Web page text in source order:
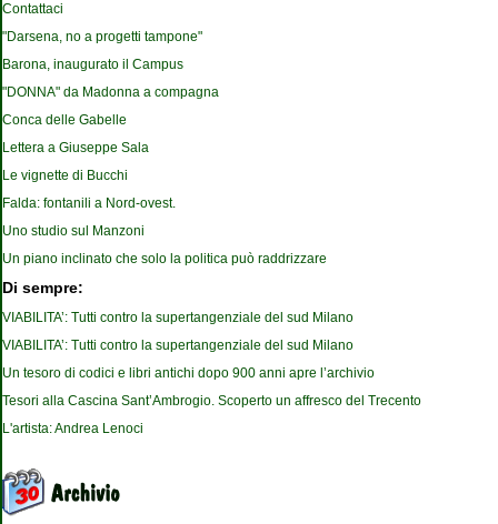
Contattaci
"Darsena, no a progetti tampone"
Barona, inaugurato il Campus
"DONNA" da Madonna a compagna
Conca delle Gabelle
Lettera a Giuseppe Sala
Le vignette di Bucchi
Falda: fontanili a Nord-ovest.
Uno studio sul Manzoni
Un piano inclinato che solo la politica può raddrizzare
Di sempre:
VIABILITA’: Tutti contro la supertangenziale del sud Milano
VIABILITA’: Tutti contro la supertangenziale del sud Milano
Un tesoro di codici e libri antichi dopo 900 anni apre l’archivio
Tesori alla Cascina Sant’Ambrogio. Scoperto un affresco del Trecento
L'artista: Andrea Lenoci